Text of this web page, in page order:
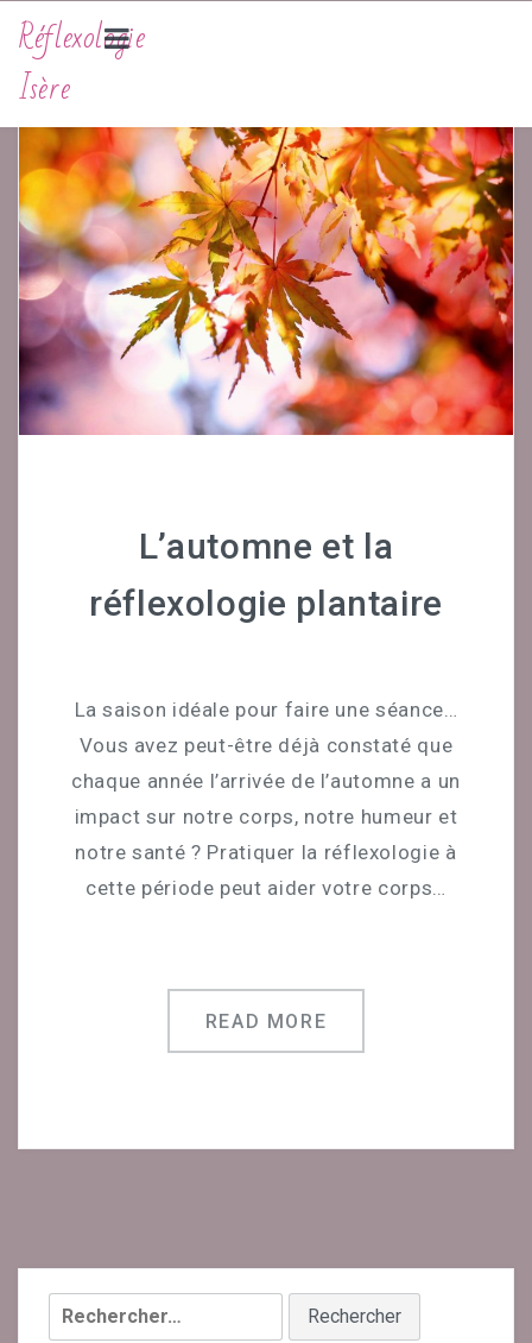
Réflexologie
Isère
Actu
La Réflexologie Plantaire
Histoire De La Réflexologie
Bienfaits Et Actions
Précautions Et Contre-Indications
SOIN TÊTE/NUQUE
Déroulement D’une Séance
CONTACT
PRENDRE UN RENDEZ-VOUS
L’automne et la
réflexologie plantaire
La saison idéale pour faire une séance…
Vous avez peut-être déjà constaté que
chaque année l’arrivée de l’automne a un
impact sur notre corps, notre humeur et
notre santé ? Pratiquer la réflexologie à
cette période peut aider votre corps…
READ MORE
Rechercher :